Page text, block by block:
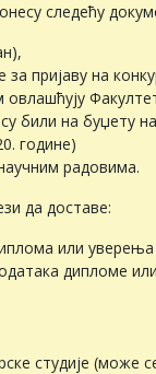
следећу
пријаву на
овлашћују
били на буџету
године)
радовима.
да доставе:
или
дипломе
студије (може